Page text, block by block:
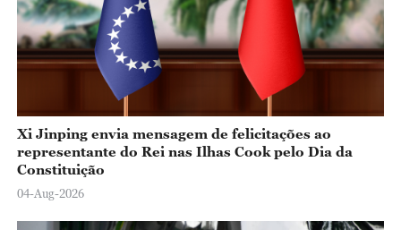
Xi Jinping envia mensagem de felicitações ao
representante do Rei nas Ilhas Cook pelo Dia da
Constituição
04-Aug-2026